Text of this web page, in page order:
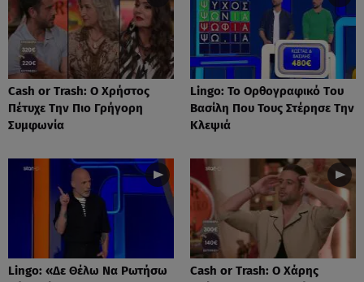
Cash or Trash: Ο Χρήστος
Πέτυχε Την Πιο Γρήγορη
Συμφωνία
Lingo: Το Oρθογραφικό Tου
Βασίλη Που Τους Στέρησε Την
Κλεψιά
Lingo: «Δε Θέλω Να Ρωτήσω
Cash or Trash: Ο Χάρης